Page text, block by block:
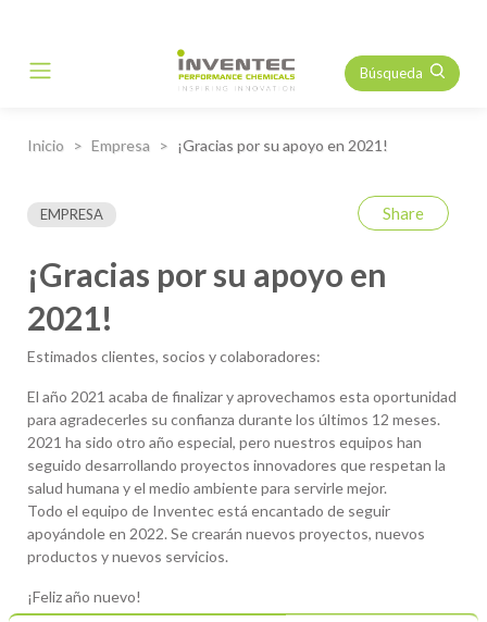
Main Navigation Búsqueda
Inicio Empresa ¡Gracias por su apoyo en 2021!
EMPRESA Share
¡Gracias por su apoyo en
2021!
Estimados clientes, socios y colaboradores:
El año 2021 acaba de finalizar y aprovechamos esta oportunidad
para agradecerles su confianza durante los últimos 12 meses.
2021 ha sido otro año especial, pero nuestros equipos han
seguido desarrollando proyectos innovadores que respetan la
salud humana y el medio ambiente para servirle mejor.
Todo el equipo de Inventec está encantado de seguir
apoyándole en 2022. Se crearán nuevos proyectos, nuevos
productos y nuevos servicios.
¡Feliz año nuevo!